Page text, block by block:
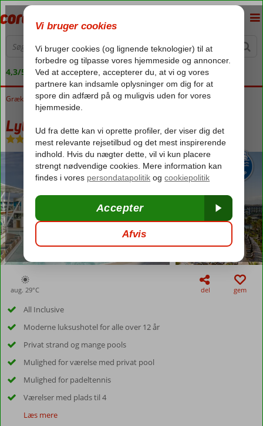
4,3/5 på Trustpilot
Forside
Grækenland Kreta Anissaras Lyttos Mare
Lyttos Mare
All Inclusive-Hotel
aug. 29°C del gem
All Inclusive
Moderne luksushotel for alle over 12 år
Privat strand og mange pools
Mulighed for værelse med privat pool
Mulighed for padeltennis
Værelser med plads til 4
Læs mere